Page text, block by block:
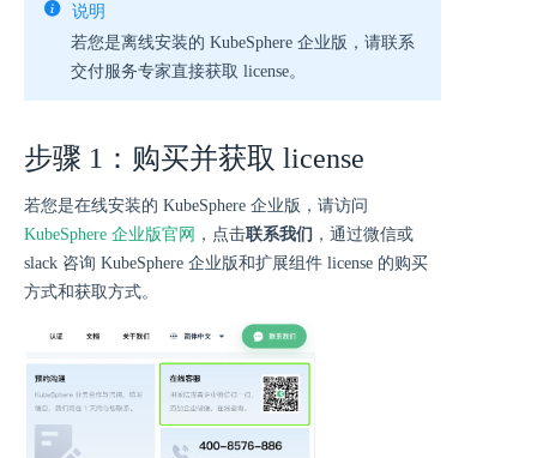
说明
若您是离线安装的 KubeSphere 企业版，请联系
交付服务专家直接获取 license。
步骤 1：购买并获取 license
若您是在线安装的 KubeSphere 企业版，请访问
KubeSphere 企业版官网 ，点击联系我们 ，通过微信或
slack 咨询 KubeSphere 企业版和扩展组件 license 的购买
方式和获取方式。